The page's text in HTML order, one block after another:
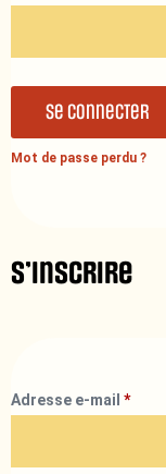
Se connecter
Mot de passe perdu ?
S’inscrire
Adresse e-mail *